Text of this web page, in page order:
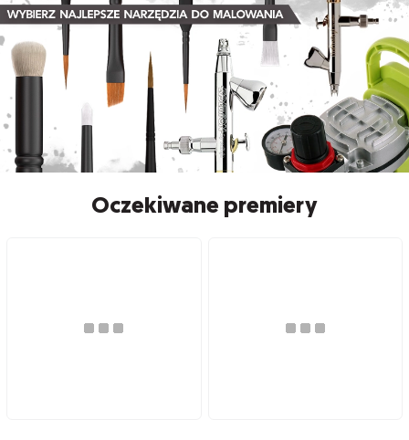
Oczekiwane premiery